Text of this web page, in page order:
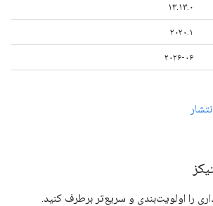
۱۳.۱۳.۰
۲۰۲۰.۱
۲۰۲۶-۰۶
را اولویت‌بندی و سریع‌تر برطرف کنید.